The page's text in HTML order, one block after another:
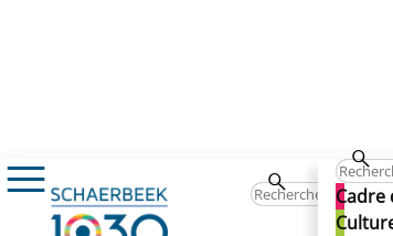
Cadre
HUBERTI Edouard
HUBERTI Edouard
HUBERTI Edouard